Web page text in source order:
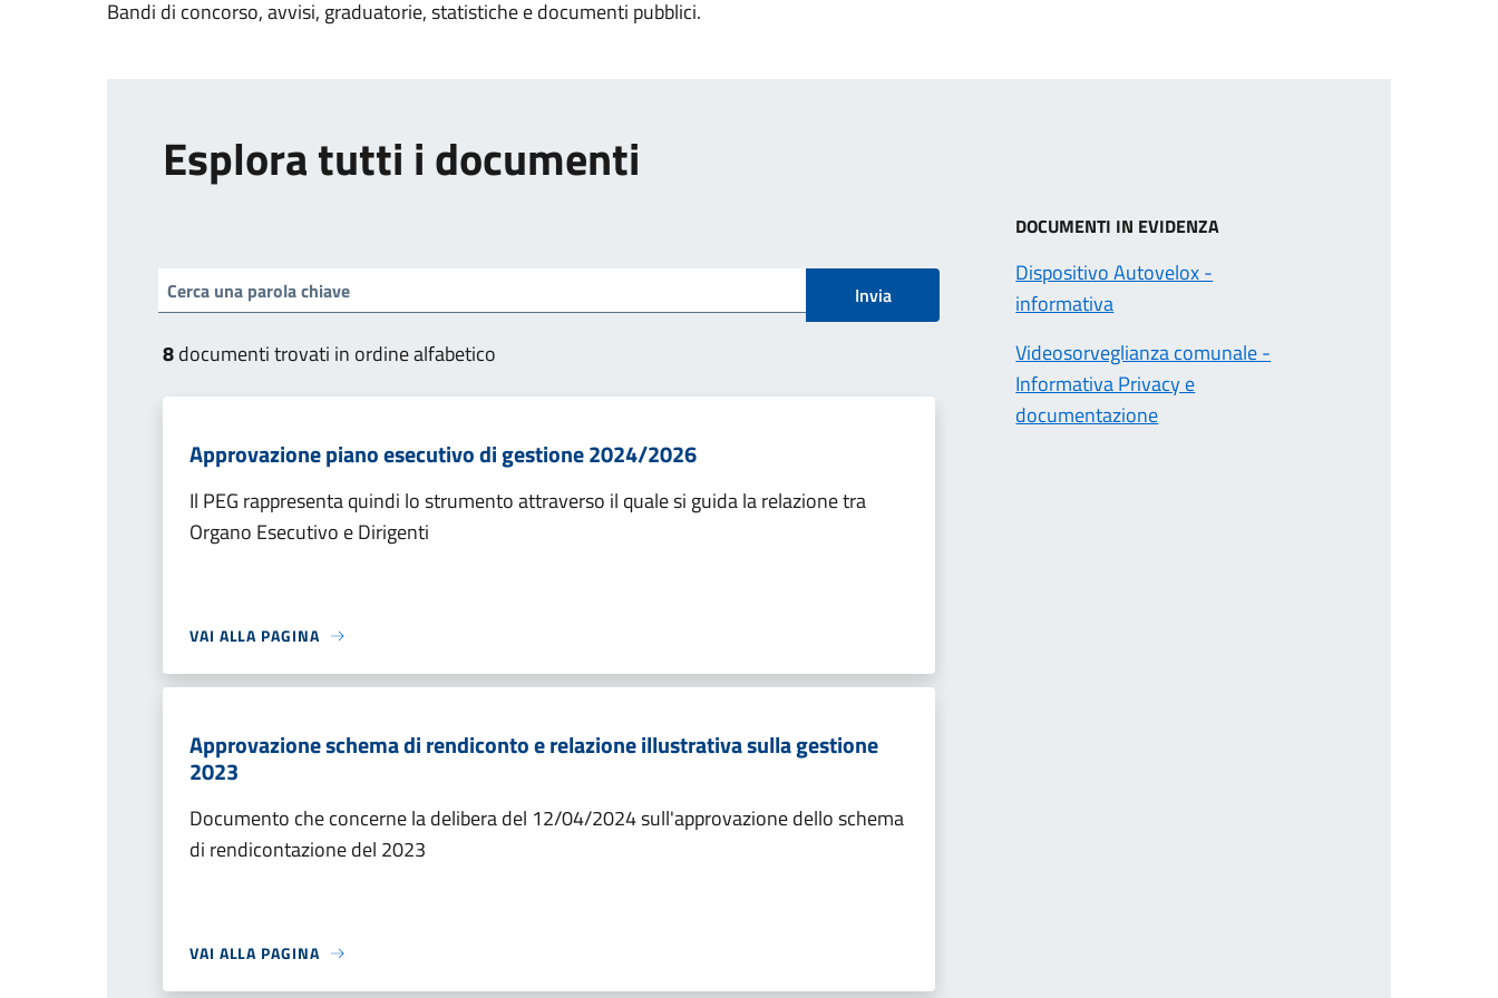
Bandi di concorso, avvisi, graduatorie, statistiche e documenti pubblici.
Esplora tutti i documenti
Invia
8documenti trovati in ordine alfabetico
Approvazione piano esecutivo di gestione 2024/2026
Il PEG rappresenta quindi lo strumento attraverso il quale si guida la relazione tra
Organo Esecutivo e Dirigenti
VAI ALLA PAGINA
Approvazione schema di rendiconto e relazione illustrativa sulla gestione
2023
Documento che concerne la delibera del 12/04/2024 sull'approvazione dello schema
di rendicontazione del 2023
VAI ALLA PAGINA
DOCUMENTI IN EVIDENZA
Dispositivo Autovelox -
informativa
Videosorveglianza comunale -
Informativa Privacy e
documentazione